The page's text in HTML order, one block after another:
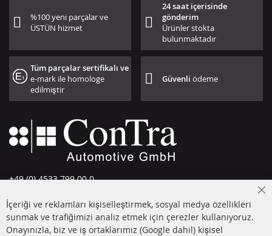
%100 yeni parçalar ve
ÜSTÜN hizmet
24 saat içerisinde
gönderim
Ürünler stokta
bulunmaktadır
Tüm parçalar sertifikalı ve
e-mark ile homologe
edilmiştir
Güvenliödeme
+49 (0) 4533 799 00 0
info@contra-automotive.de
facebook
instagram
İçeriği ve reklamları kişiselleştirmek, sosyal medya özellikleri
sunmak ve trafiğimizi analiz etmek için çerezler kullanıyoruz.
Onayınızla, biz ve iş ortaklarımız (Google dahil) kişisel